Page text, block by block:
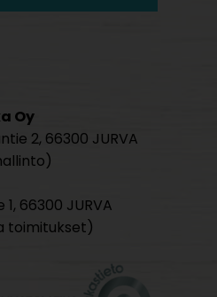
Oy
2, 66300 JURVA
1, 66300 JURVA
toimitukset)